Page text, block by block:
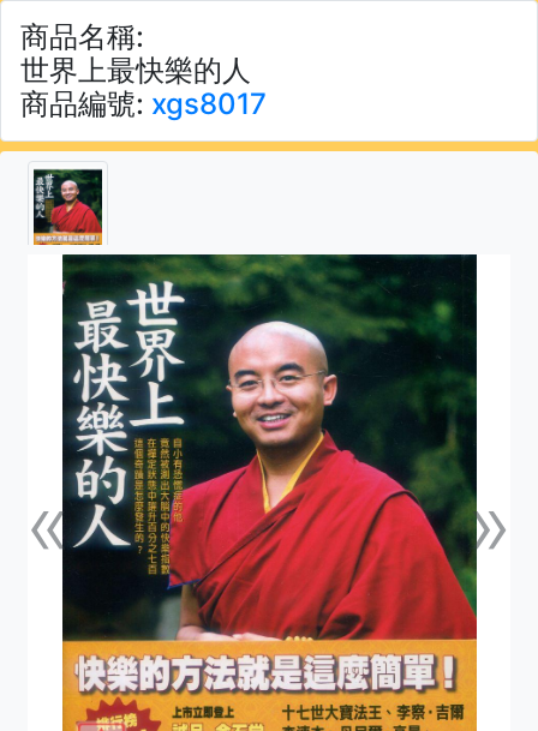
商品名稱:
世界上最快樂的人
商品編號: xgs8017
«
上一張 »下一